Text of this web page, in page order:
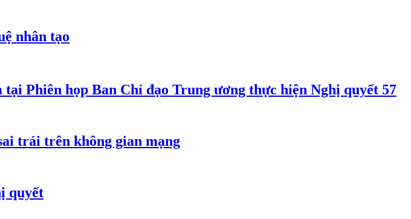
nhân tạo
Phiên họp Ban Chỉ đạo Trung ương thực hiện Nghị quyết 57
trái trên không gian mạng
quyết